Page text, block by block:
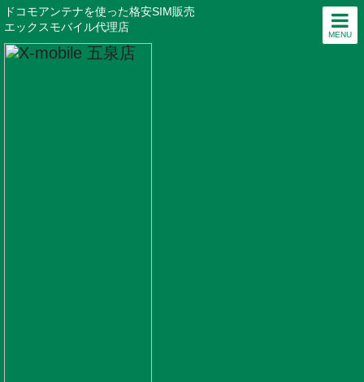
MENU
ドコモアンテナを使った格安SIM販売
エックスモバイル代理店